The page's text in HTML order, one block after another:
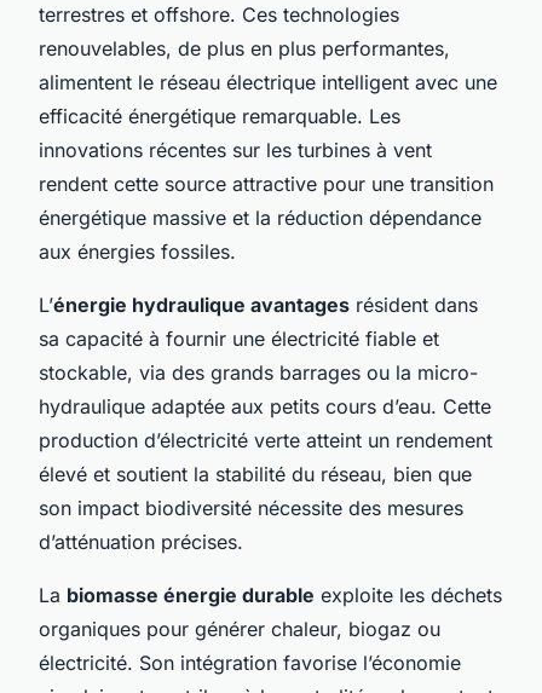
terrestres et offshore. Ces technologies
renouvelables, de plus en plus performantes,
alimentent le réseau électrique intelligent avec une
efficacité énergétique remarquable. Les
innovations récentes sur les turbines à vent
rendent cette source attractive pour une transition
énergétique massive et la réduction dépendance
aux énergies fossiles.
L’énergie hydraulique avantages résident dans
sa capacité à fournir une électricité fiable et
stockable, via des grands barrages ou la micro-
hydraulique adaptée aux petits cours d’eau. Cette
production d’électricité verte atteint un rendement
élevé et soutient la stabilité du réseau, bien que
son impact biodiversité nécessite des mesures
d’atténuation précises.
La biomasse énergie durable exploite les déchets
organiques pour générer chaleur, biogaz ou
électricité. Son intégration favorise l’économie